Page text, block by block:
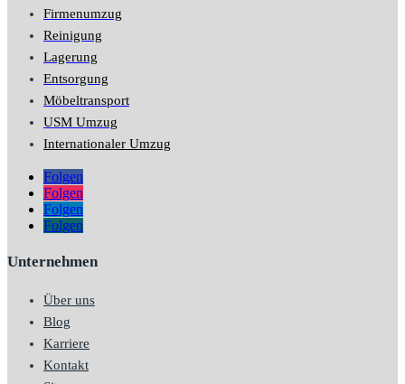
Firmenumzug
Reinigung
Lagerung
Entsorgung
Möbeltransport
USM Umzug
Internationaler Umzug
Folgen
Folgen
Folgen
Folgen
Unternehmen
Über uns
Blog
Karriere
Kontakt